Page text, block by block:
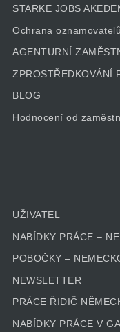
STARKE JOBS
Ochrana
AGENTURNÍ
ZPROSTŘEDKOVÁNÍ
BLOG
Hodnocení od
UŽIVATEL
NABÍDKY PRÁCE –
POBOČKY –
NEWSLETTER
PRÁCE ŘIDIČ
NABÍDKY PRÁCE V